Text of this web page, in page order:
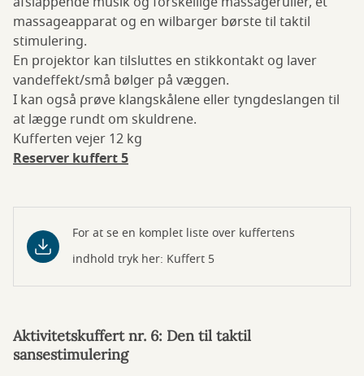
massageapparat og en wilbarger børste til taktil
stimulering.
En projektor kan tilsluttes en stikkontakt og laver
vandeffekt/små bølger på væggen.
I kan også prøve klangskålene eller tyngdeslangen til
at lægge rundt om skuldrene.
Kufferten vejer 12 kg
Reserver kuffert 5
For at se en komplet liste over kuffertens
indhold tryk her: Kuffert 5
Aktivitetskuffert nr. 6: Den til taktil
sansestimulering